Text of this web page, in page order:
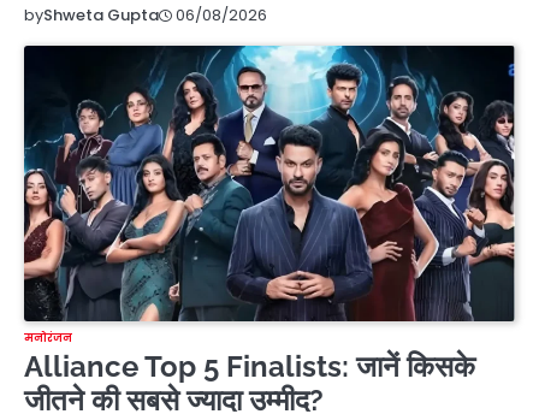
byShweta Gupta 06/08/2026
मनोरंजन
Alliance Top 5 Finalists: जानें किसके
जीतने की सबसे ज्यादा उम्मीद?